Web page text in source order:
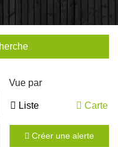
Vue par
Liste Carte
Créer une alerte